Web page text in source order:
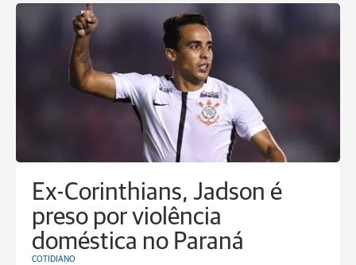
Ex-Corinthians, Jadson é
preso por violência
doméstica no Paraná
COTIDIANO